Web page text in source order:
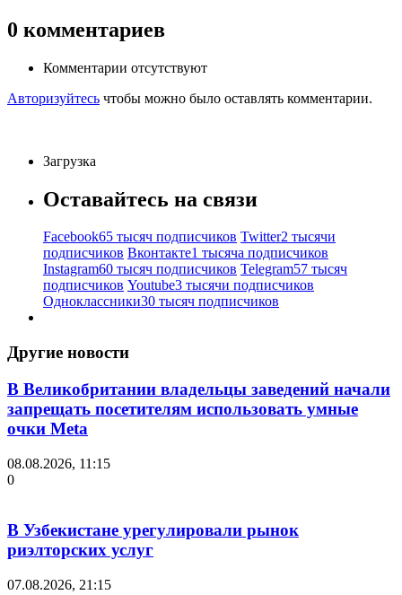
0 комментариев
Комментарии отсутствуют
Авторизуйтесь чтобы можно было оставлять комментарии.
Загрузка
Оставайтесь на связи
Facebook65 тысяч подписчиков Twitter2 тысячи
подписчиков Вконтакте1 тысяча подписчиков
Instagram60 тысяч подписчиков Telegram57 тысяч
подписчиков Youtube3 тысячи подписчиков
Одноклассники30 тысяч подписчиков
Другие новости
В Великобритании владельцы заведений начали
запрещать посетителям использовать умные
очки Meta
08.08.2026, 11:15
0
В Узбекистане урегулировали рынок
риэлторских услуг
07.08.2026, 21:15